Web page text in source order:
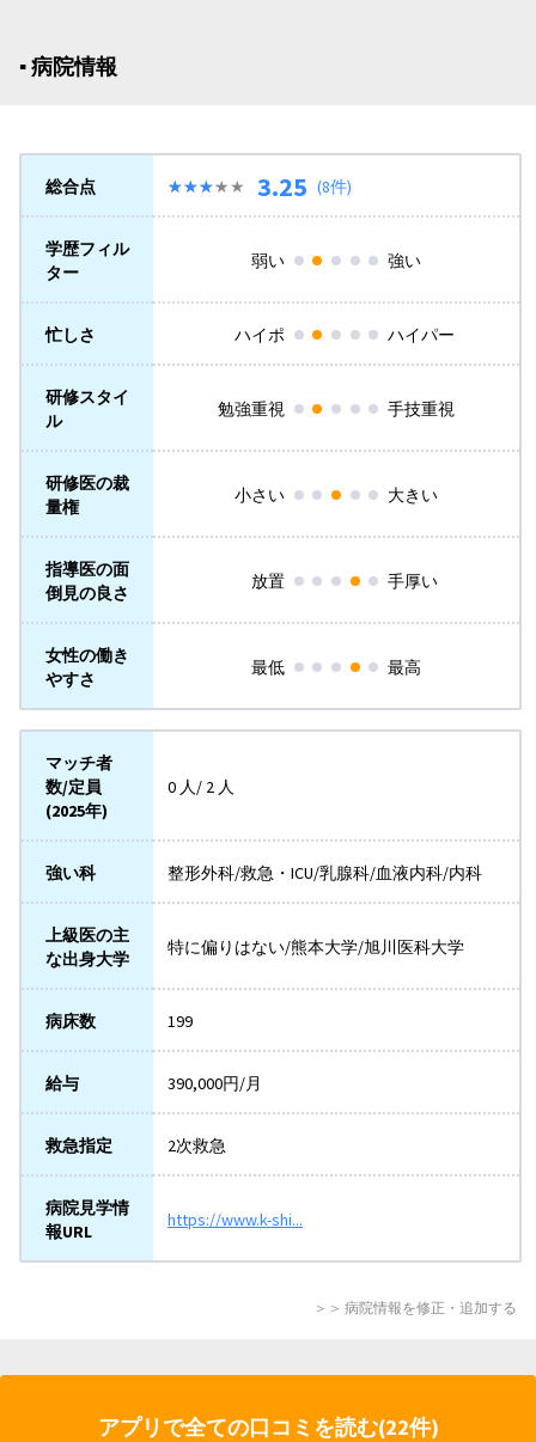
▪︎ 病院情報
総合点 ★★★★★
★★★★★ 3.25 (8件)
学歴フィル
ター
弱い 強い
忙しさ ハイポ ハイパー
研修スタイ
ル
勉強重視 手技重視
研修医の裁
量権
小さい 大きい
指導医の面
倒見の良さ
放置 手厚い
女性の働き
やすさ
最低 最高
マッチ者
数/定員
(2025年)
0 人/ 2 人
強い科 整形外科/救急・ICU/乳腺科/血液内科/内科
上級医の主
な出身大学
特に偏りはない/熊本大学/旭川医科大学
病床数 199
給与 390,000円/月
救急指定 2次救急
病院見学情
報URL
https://www.k-shi...
＞＞ 病院情報を修正・追加する
アプリで全ての口コミを読む(22件)